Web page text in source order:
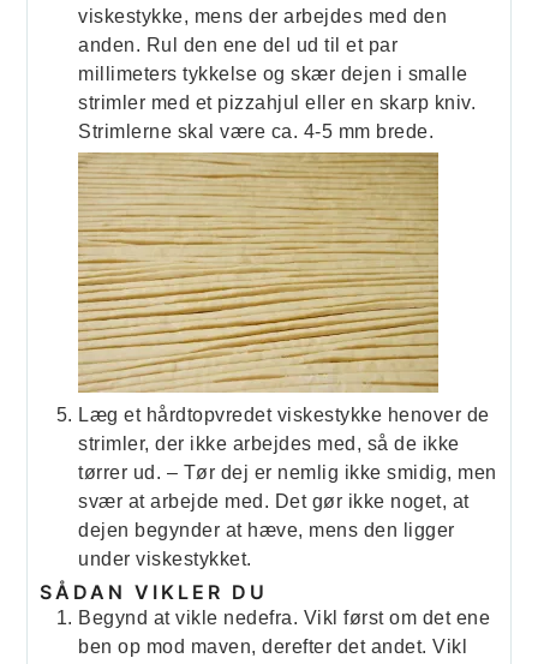
viskestykke, mens der arbejdes med den
anden. Rul den ene del ud til et par
millimeters tykkelse og skær dejen i smalle
strimler med et pizzahjul eller en skarp kniv.
Strimlerne skal være ca. 4-5 mm brede.
Læg et hårdtopvredet viskestykke henover de
strimler, der ikke arbejdes med, så de ikke
tørrer ud. – Tør dej er nemlig ikke smidig, men
svær at arbejde med. Det gør ikke noget, at
dejen begynder at hæve, mens den ligger
under viskestykket.
SÅDAN VIKLER DU
Begynd at vikle nedefra. Vikl først om det ene
ben op mod maven, derefter det andet. Vikl